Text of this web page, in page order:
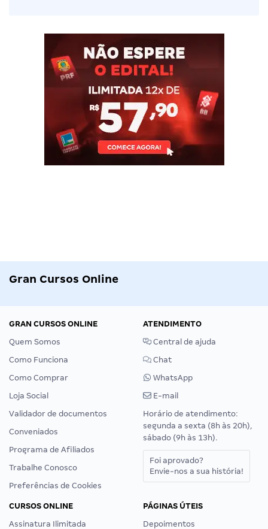
Gran Cursos Online
GRAN CURSOS ONLINE
Quem Somos
Como Funciona
Como Comprar
Loja Social
Validador de documentos
Conveniados
Programa de Afiliados
Trabalhe Conosco
Preferências de Cookies
ATENDIMENTO
Central de ajuda
Chat
WhatsApp
E-mail
Horário de atendimento:
segunda a sexta (8h às 20h),
sábado (9h às 13h).
Foi aprovado?
Envie-nos a sua história!
CURSOS ONLINE
Assinatura Ilimitada
PÁGINAS ÚTEIS
Depoimentos